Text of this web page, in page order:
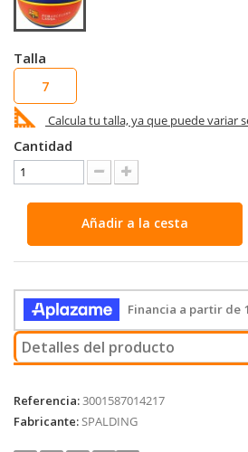
Talla
7
Calcula tu talla, ya que puede variar
Cantidad
Añadir a la cesta
Detalles del producto
Referencia:3001587014217
Fabricante:SPALDING